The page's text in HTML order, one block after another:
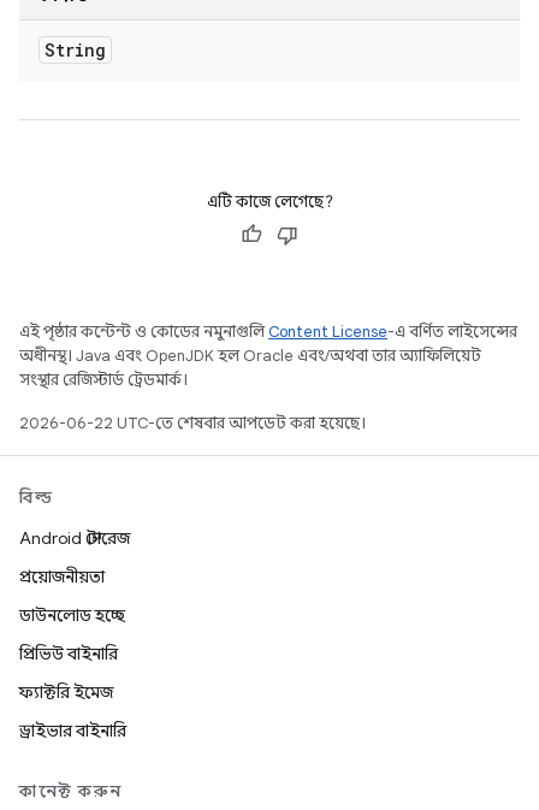
String
এটি কাজে লেগেছে?
এই পৃষ্ঠার কন্টেন্ট ও কোডের নমুনাগুলিContent License-এ বর্ণিত লাইসেন্সের
অধীনস্থ। Java এবং OpenJDK হল Oracle এবং/অথবা তার অ্যাফিলিয়েট
সংস্থার রেজিস্টার্ড ট্রেডমার্ক।
2026-06-22 UTC-তে শেষবার আপডেট করা হয়েছে।
বিল্ড
Android স্টোরেজ
প্রয়োজনীয়তা
ডাউনলোড হচ্ছে
প্রিভিউ বাইনারি
ফ্যাক্টরি ইমেজ
ড্রাইভার বাইনারি
কানেক্ট করুন